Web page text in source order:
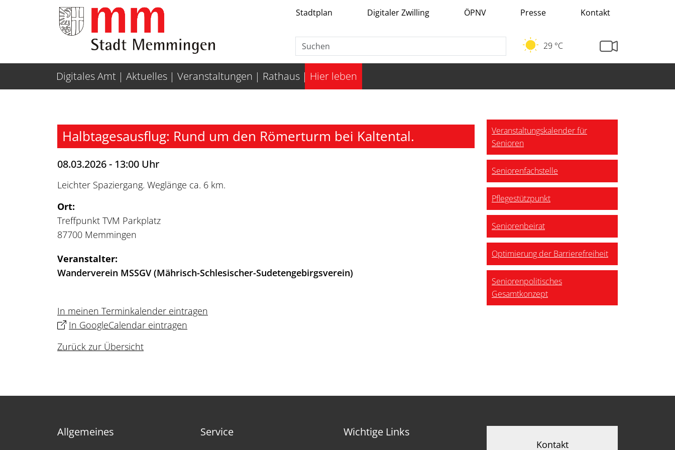
Weiter zur Navigation Weiter zum Inhalt Stadtplan Digitaler Zwilling ÖPNV Presse Kontakt
29 °C
Digitales Amt Aktuelles Veranstaltungen Rathaus Hier leben
Halbtagesausflug: Rund um den Römerturm bei Kaltental.
08.03.2026 - 13:00 Uhr
Leichter Spaziergang. Weglänge ca. 6 km.
Ort:
Treffpunkt TVM Parkplatz
87700 Memmingen
Veranstalter:
Wanderverein MSSGV (Mährisch-Schlesischer-Sudetengebirgsverein)
In meinen Terminkalender eintragen
In GoogleCalendar eintragen
Zurück zur Übersicht
Veranstaltungskalender für
Senioren
Seniorenfachstelle
Pflegestützpunkt
Seniorenbeirat
Optimierung der Barrierefreiheit
Seniorenpolitisches
Gesamtkonzept
Allgemeines Service Wichtige Links
Kontakt